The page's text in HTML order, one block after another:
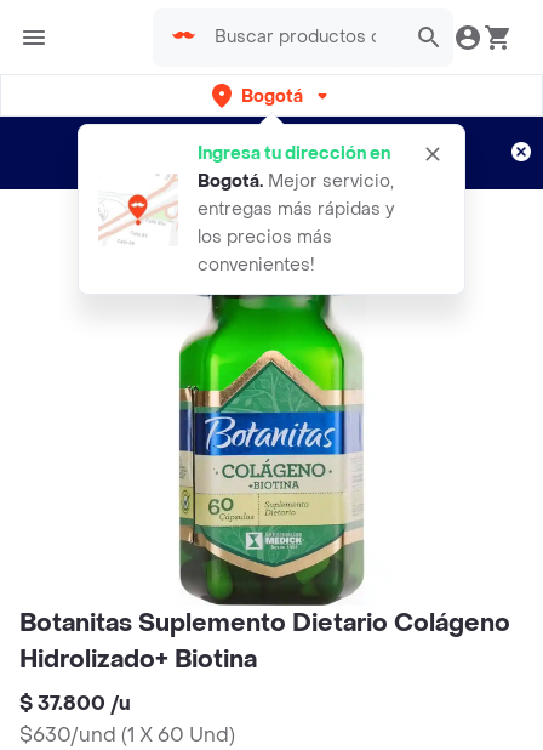
Bogotá
Ingresa tu dirección en
Bogotá. Mejor servicio,
entregas más rápidas y
los precios más
convenientes!
envíos gratis por semanas
Aplican TyC
Botanitas Suplemento Dietario Colágeno
Hidrolizado+ Biotina
$ 37.800 /u
$630/und (1 X 60 Und)